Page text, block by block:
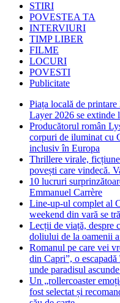
STIRI
POVESTEA TA
INTERVIURI
TIMP LIBER
FILME
LOCURI
POVESTI
Publicitate
Piața locală de
Layer 2026 se extinde
Producătorul român
corpuri de iluminat cu
inclusiv în Europa
Thrillere virale,
povești care vindecă.
10 lucruri
Emmanuel Carrère
Line-up-ul complet al
weekend din vară se
Lecții de viață, despre
doliului de la oamenii
Romanul pe care vei
din Capri”, o
unde paradisul
Un „rollercoaster
fost selectat și